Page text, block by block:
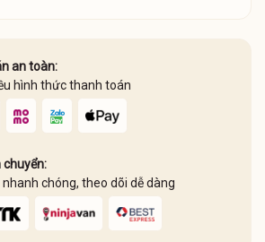
an toàn:
hình thức thanh toán
chuyển:
nhanh chóng, theo dõi dễ dàng